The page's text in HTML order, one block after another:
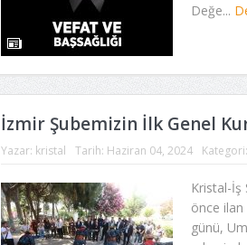
Değe...
İzmir Şubemizin İlk Genel
Yazar: kristal Tarih: Haziran 04, 2024 Kategori:
Kristal-İş
önce
günü,